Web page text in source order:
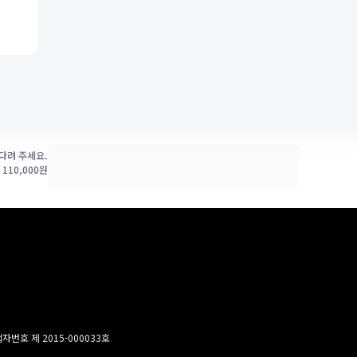
려 주세요.
110,000원
자번호 제 2015-000033호